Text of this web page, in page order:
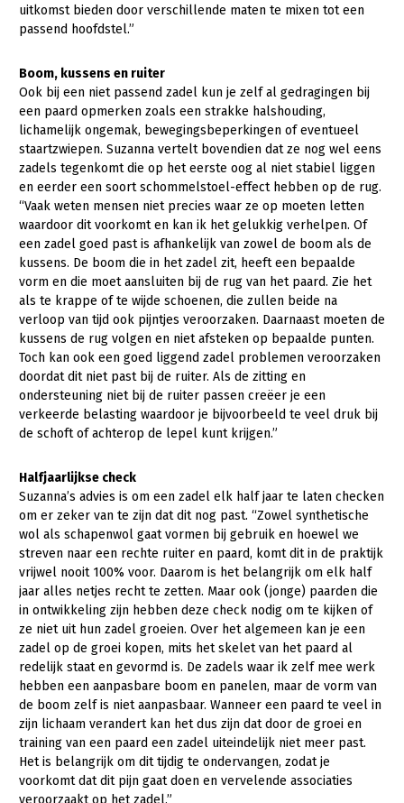
uitkomst bieden door verschillende maten te mixen tot een
passend hoofdstel.”
Boom, kussens en ruiter
Ook bij een niet passend zadel kun je zelf al gedragingen bij
een paard opmerken zoals een strakke halshouding,
lichamelijk ongemak, bewegingsbeperkingen of eventueel
staartzwiepen. Suzanna vertelt bovendien dat ze nog wel eens
zadels tegenkomt die op het eerste oog al niet stabiel liggen
en eerder een soort schommelstoel-effect hebben op de rug.
“Vaak weten mensen niet precies waar ze op moeten letten
waardoor dit voorkomt en kan ik het gelukkig verhelpen. Of
een zadel goed past is afhankelijk van zowel de boom als de
kussens. De boom die in het zadel zit, heeft een bepaalde
vorm en die moet aansluiten bij de rug van het paard. Zie het
als te krappe of te wijde schoenen, die zullen beide na
verloop van tijd ook pijntjes veroorzaken. Daarnaast moeten de
kussens de rug volgen en niet afsteken op bepaalde punten.
Toch kan ook een goed liggend zadel problemen veroorzaken
doordat dit niet past bij de ruiter. Als de zitting en
ondersteuning niet bij de ruiter passen creëer je een
verkeerde belasting waardoor je bijvoorbeeld te veel druk bij
de schoft of achterop de lepel kunt krijgen.”
Halfjaarlijkse check
Suzanna’s advies is om een zadel elk half jaar te laten checken
om er zeker van te zijn dat dit nog past. “Zowel synthetische
wol als schapenwol gaat vormen bij gebruik en hoewel we
streven naar een rechte ruiter en paard, komt dit in de praktijk
vrijwel nooit 100% voor. Daarom is het belangrijk om elk half
jaar alles netjes recht te zetten. Maar ook (jonge) paarden die
in ontwikkeling zijn hebben deze check nodig om te kijken of
ze niet uit hun zadel groeien. Over het algemeen kan je een
zadel op de groei kopen, mits het skelet van het paard al
redelijk staat en gevormd is. De zadels waar ik zelf mee werk
hebben een aanpasbare boom en panelen, maar de vorm van
de boom zelf is niet aanpasbaar. Wanneer een paard te veel in
zijn lichaam verandert kan het dus zijn dat door de groei en
training van een paard een zadel uiteindelijk niet meer past.
Het is belangrijk om dit tijdig te ondervangen, zodat je
voorkomt dat dit pijn gaat doen en vervelende associaties
veroorzaakt op het zadel.”